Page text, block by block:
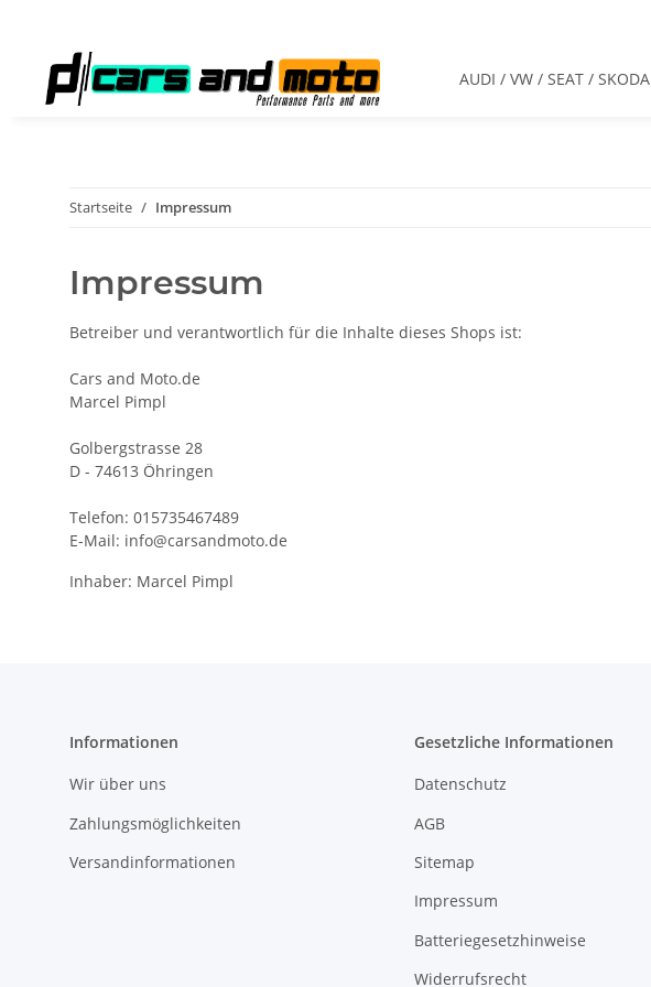
AUDI / VW / SEAT / SKODA
Startseite Impressum
Impressum
Betreiber und verantwortlich für die Inhalte dieses Shops ist:
Cars and Moto.de
Marcel Pimpl
Golbergstrasse 28
D - 74613 Öhringen
Telefon: 015735467489
E-Mail: info@carsandmoto.de
Inhaber: Marcel Pimpl
Informationen
Wir über uns
Zahlungsmöglichkeiten
Versandinformationen
Gesetzliche Informationen
Datenschutz
AGB
Sitemap
Impressum
Batteriegesetzhinweise
Widerrufsrecht